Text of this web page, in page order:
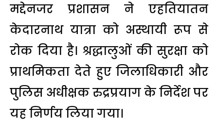
मद्देनजर प्रशासन ने एहतियातन
केदारनाथ यात्रा को अस्थायी रूप से
रोक दिया है। श्रद्धालुओं की सुरक्षा को
प्राथमिकता देते हुए जिलाधिकारी और
पुलिस अधीक्षक रुद्रप्रयाग के निर्देश पर
यह निर्णय लिया गया।